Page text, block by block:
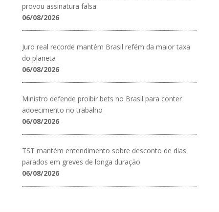
provou assinatura falsa
06/08/2026
Juro real recorde mantém Brasil refém da maior taxa
do planeta
06/08/2026
Ministro defende proibir bets no Brasil para conter
adoecimento no trabalho
06/08/2026
TST mantém entendimento sobre desconto de dias
parados em greves de longa duração
06/08/2026